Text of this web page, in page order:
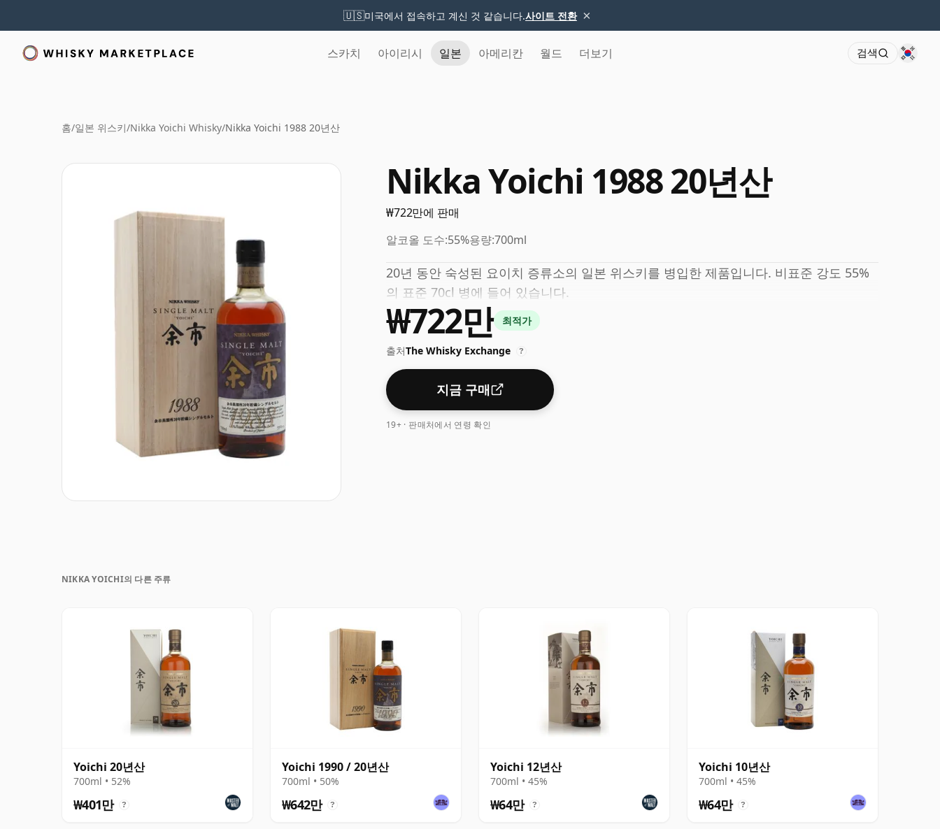
🇺🇸미국에서 접속하고 계신 것 같습니다.사이트 전환 ×
스카치 아이리시 일본 아메리칸 월드 더보기 검색
홈/일본 위스키/Nikka Yoichi Whisky/Nikka Yoichi 1988 20년산
Nikka Yoichi 1988 20년산
₩722만에 판매
알코올 도수:55%용량:700ml
20년 동안 숙성된 요이치 증류소의 일본 위스키를 병입한 제품입니다. 비표준 강도 55%
의 표준 70cl 병에 들어 있습니다.
₩722만 최적가
출처The Whisky Exchange ?
지금 구매
19+ · 판매처에서 연령 확인
NIKKA YOICHI의 다른 주류
Yoichi 20년산
700ml • 52%
₩401만 ?
Yoichi 1990 / 20년산
700ml • 50%
₩642만 ?
Yoichi 12년산
700ml • 45%
₩64만 ?
Yoichi 10년산
700ml • 45%
₩64만 ?